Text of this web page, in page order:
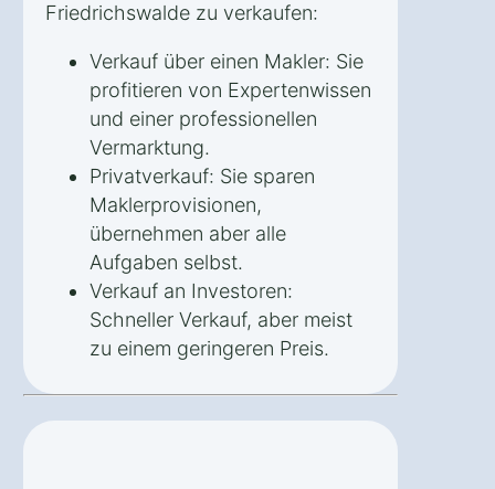
Friedrichswalde zu verkaufen:
Verkauf über einen Makler: Sie
profitieren von Expertenwissen
und einer professionellen
Vermarktung.
Privatverkauf: Sie sparen
Maklerprovisionen,
übernehmen aber alle
Aufgaben selbst.
Verkauf an Investoren:
Schneller Verkauf, aber meist
zu einem geringeren Preis.